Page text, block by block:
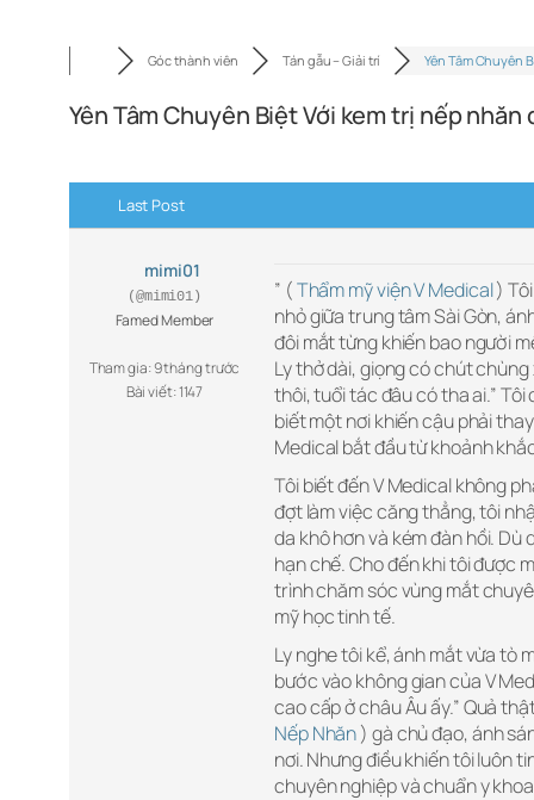
Góc thành viên Tán gẫu – Giải trí Yên Tâm Chuyên
Yên Tâm Chuyên Biệt Với kem trị nếp nhăn
Last Post
mimi01
(@mimi01)
Famed Member
Tham gia: 9 tháng trước
Bài viết: 1147
” (Thẩm mỹ viện V Medical)
nhỏ giữa trung tâm Sài Gòn,
đôi mắt từng khiến bao người
Ly thở dài, giọng có chút
thôi, tuổi tác đâu có tha ai.”
biết một nơi khiến cậu phải
Medical bắt đầu từ khoảnh
Tôi biết đến V Medical không
đợt làm việc căng thẳng, tôi
da khô hơn và kém đàn hồi.
hạn chế. Cho đến khi tôi được
trình chăm sóc vùng mắt
mỹ học tinh tế.
Ly nghe tôi kể, ánh mắt vừa tò
bước vào không gian của V
cao cấp ở châu Âu ấy.” Quả
Nếp Nhăn) gà chủ đạo, ánh
nơi. Nhưng điều khiến tôi luôn
chuyên nghiệp và chuẩn y